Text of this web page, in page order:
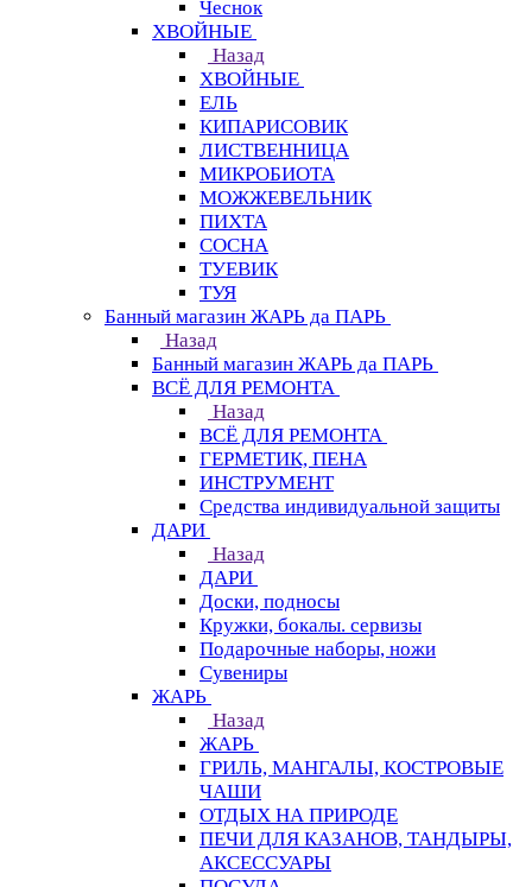
Чеснок
ХВОЙНЫЕ
Назад
ХВОЙНЫЕ
ЕЛЬ
КИПАРИСОВИК
ЛИСТВЕННИЦА
МИКРОБИОТА
МОЖЖЕВЕЛЬНИК
ПИХТА
СОСНА
ТУЕВИК
ТУЯ
Банный магазин ЖАРЬ да ПАРЬ
Назад
Банный магазин ЖАРЬ да ПАРЬ
ВСЁ ДЛЯ РЕМОНТА
Назад
ВСЁ ДЛЯ РЕМОНТА
ГЕРМЕТИК, ПЕНА
ИНСТРУМЕНТ
Средства индивидуальной защиты
ДАРИ
Назад
ДАРИ
Доски, подносы
Кружки, бокалы. сервизы
Подарочные наборы, ножи
Сувениры
ЖАРЬ
Назад
ЖАРЬ
ГРИЛЬ, МАНГАЛЫ, КОСТРОВЫЕ
ЧАШИ
ОТДЫХ НА ПРИРОДЕ
ПЕЧИ ДЛЯ КАЗАНОВ, ТАНДЫРЫ,
АКСЕССУАРЫ